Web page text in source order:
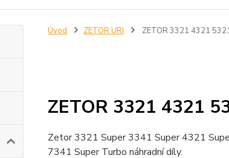
Úvod ZETOR URI ZETOR 3321 4321
ZETOR 3321 4321
Zetor 3321 Super 3341 Super 4321
7341 Super Turbo náhradní díly.